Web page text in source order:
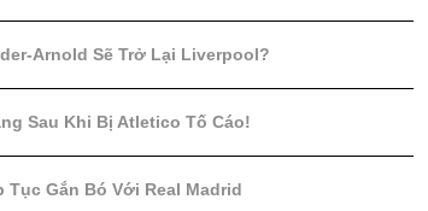
Arnold Sẽ Trở Lại Liverpool?
Sau Khi Bị Atletico Tố Cáo!
Gắn Bó Với Real Madrid